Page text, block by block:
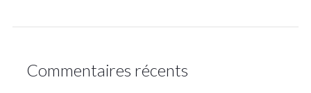
Commentaires récents